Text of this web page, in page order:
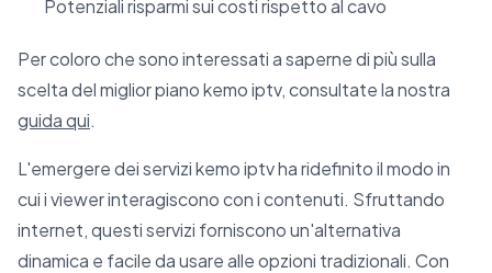
Potenziali risparmi sui costi rispetto al cavo
Per coloro che sono interessati a saperne di più sulla
scelta del miglior piano kemo iptv, consultate la nostra
guida qui.
L'emergere dei servizi kemo iptv ha ridefinito il modo in
cui i viewer interagiscono con i contenuti. Sfruttando
internet, questi servizi forniscono un'alternativa
dinamica e facile da usare alle opzioni tradizionali. Con